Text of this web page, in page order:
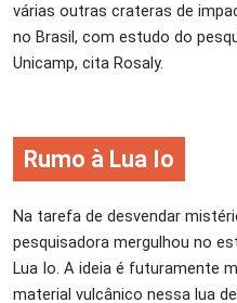
várias outras crateras de
no Brasil, com estudo do
Unicamp, cita Rosaly.
Rumo à Lua Io
Na tarefa de desvendar
pesquisadora mergulhou no
Lua Io. A ideia é futuramente
material vulcânico nessa lua